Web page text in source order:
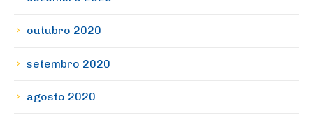
outubro 2020
setembro 2020
agosto 2020